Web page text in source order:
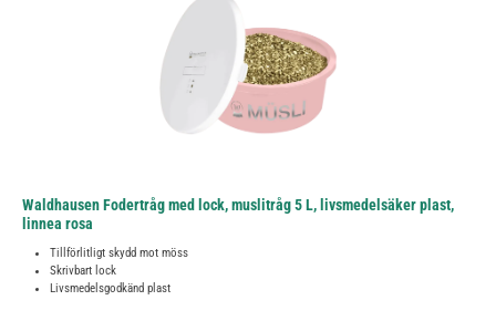
Waldhausen Fodertråg med lock, muslitråg 5 L, livsmedelsäker plast,
linnea rosa
Tillförlitligt skydd mot möss
Skrivbart lock
Livsmedelsgodkänd plast